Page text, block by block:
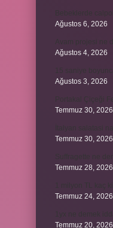
Ağustos 6, 2026
Ağustos 4, 2026
Ağustos 3, 2026
Temmuz 30, 2026
Temmuz 30, 2026
Temmuz 28, 2026
Temmuz 24, 2026
Temmuz 20, 2026